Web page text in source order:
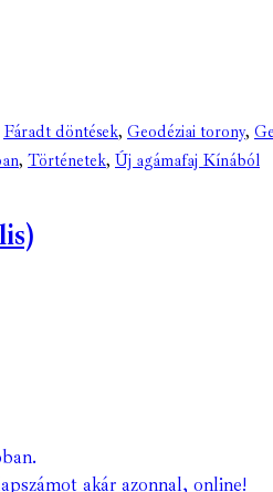
Fáradt döntések, Geodéziai torony,
, Történetek, Új agámafaj Kínából
akár azonnal, online!